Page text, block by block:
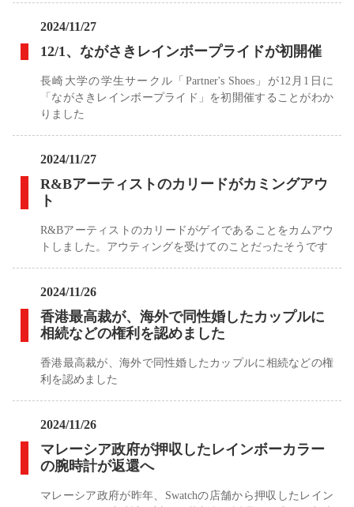
2024/11/27
12/1、ながさきレインボープライドが初開催
長崎大学の学生サークル「Partner's Shoes」が12月1日に
「ながさきレインボープライド」を初開催することがわか
りました
2024/11/27
R&Bアーティストのカリードがカミングアウ
ト
R&Bアーティストのカリードがゲイであることをカムアウ
トしました。アウティングを受けてのことだったそうです
2024/11/26
香港最高裁が、海外で同性婚したカップルに
相続などの権利を認めました
香港最高裁が、海外で同性婚したカップルに相続などの権
利を認めました
2024/11/26
マレーシア政府が押収したレインボーカラー
の腕時計が返還へ
マレーシア政府が昨年、Swatchの店舗から押収したレイン